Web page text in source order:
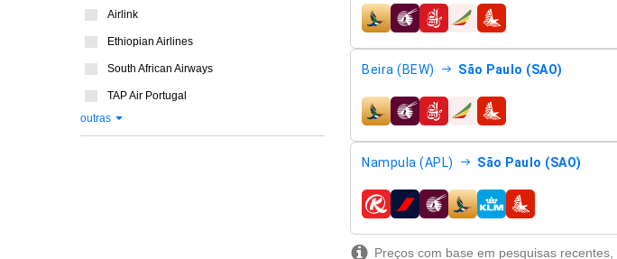
companhias aéreas
Beira (BEW) São Paulo (SAO)
companhias aéreas
Nampula (APL) São Paulo (SAO)
companhias aéreas
Preços com base em pesquisas
Airlink
Ethiopian Airlines
South African Airways
TAP Air Portugal
outras